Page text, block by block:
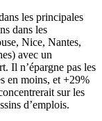
les principales
dans les
Nice, Nantes,
avec un
Il n’épargne pas les
en moins, et +29%
sur les
d’emplois.